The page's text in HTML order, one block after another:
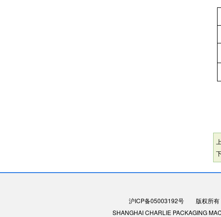
沪ICP备05003192号版权所有：
SHANGHAI CHARLIE PACKAGING